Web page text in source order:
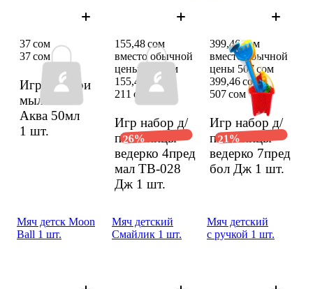
Игр Пузыри
мыльные
Аква 50мл
1 шт.
37 сом
37 сом
Игр набор д/
песоч­ницы
ведер­ко 4пред
мал ТВ-028
Дж 1 шт.
155,48 сом
вместо обычной
цены 211 сом
155,48 сом
211 сом
26%
Игр набор д/
песоч­ницы
ведер­ко 7пред
бол Дж 1 шт.
399,46 сом
вместо обычной
цены 507 сом
399,46 сом
507 сом
21%
Мяч детск Moon
Ball 1 шт.
Мяч детский
Смайлик 1 шт.
Мяч детский
с ручкой 1 шт.